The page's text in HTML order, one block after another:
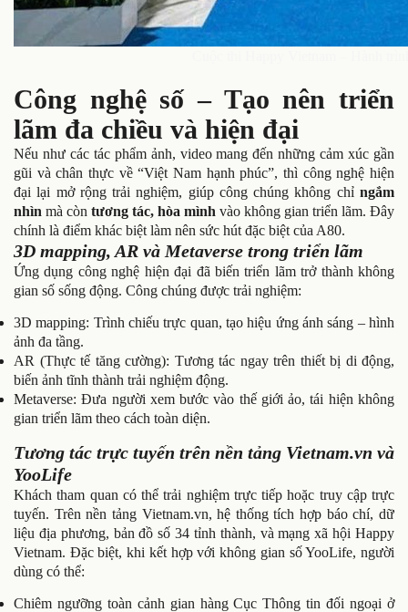
Công nghệ số – Tạo nên triển
lãm đa chiều và hiện đại
Nếu như các tác phẩm ảnh, video mang đến những cảm xúc gần
gũi và chân thực về “Việt Nam hạnh phúc”, thì công nghệ hiện
đại lại mở rộng trải nghiệm, giúp công chúng không chỉ ngắm
nhìn mà còn tương tác, hòa mình vào không gian triển lãm. Đây
chính là điểm khác biệt làm nên sức hút đặc biệt của A80.
3D mapping, AR và Metaverse trong triển lãm
Ứng dụng công nghệ hiện đại đã biến triển lãm trở thành không
gian số sống động. Công chúng được trải nghiệm:
3D mapping: Trình chiếu trực quan, tạo hiệu ứng ánh sáng – hình
ảnh đa tầng.
AR (Thực tế tăng cường): Tương tác ngay trên thiết bị di động,
biến ảnh tĩnh thành trải nghiệm động.
Metaverse: Đưa người xem bước vào thế giới ảo, tái hiện không
gian triển lãm theo cách toàn diện.
Tương tác trực tuyến trên nền tảng Vietnam.vn và
YooLife
Khách tham quan có thể trải nghiệm trực tiếp hoặc truy cập trực
tuyến. Trên nền tảng Vietnam.vn, hệ thống tích hợp báo chí, dữ
liệu địa phương, bản đồ số 34 tỉnh thành, và mạng xã hội Happy
Vietnam. Đặc biệt, khi kết hợp với không gian số YooLife, người
dùng có thể:
Chiêm ngưỡng toàn cảnh gian hàng Cục Thông tin đối ngoại ở